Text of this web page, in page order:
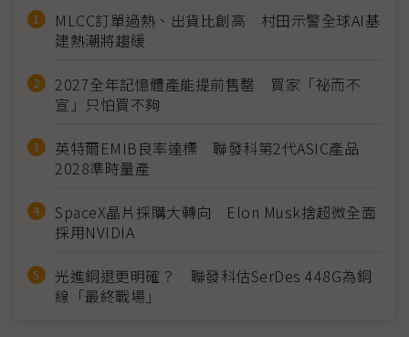
MLCC訂單過熱、出貨比創高 村田示警全球AI基
建熱潮將趨緩
2027全年記憶體產能提前售罄 買家「祕而不
宣」只怕買不夠
英特爾EMIB良率達標 聯發科第2代ASIC產品
2028準時量產
SpaceX晶片採購大轉向 Elon Musk捨超微全面
採用NVIDIA
光進銅退更明確？ 聯發科估SerDes 448G為銅
線「最終戰場」